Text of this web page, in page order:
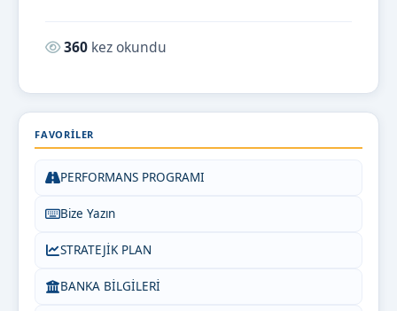
Okunma sayısı:
360 kez okundu
FAVORILER
PERFORMANS PROGRAMI
Bize Yazın
STRATEJİK PLAN
BANKA BİLGİLERİ